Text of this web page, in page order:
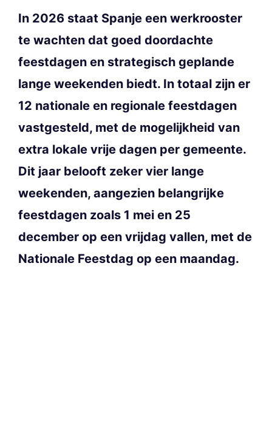
In 2026 staat Spanje een werkrooster
te wachten dat goed doordachte
feestdagen en strategisch geplande
lange weekenden biedt. In totaal zijn er
12 nationale en regionale feestdagen
vastgesteld, met de mogelijkheid van
extra lokale vrije dagen per gemeente.
Dit jaar belooft zeker vier lange
weekenden, aangezien belangrijke
feestdagen zoals 1 mei en 25
december op een vrijdag vallen, met de
Nationale Feestdag op een maandag.